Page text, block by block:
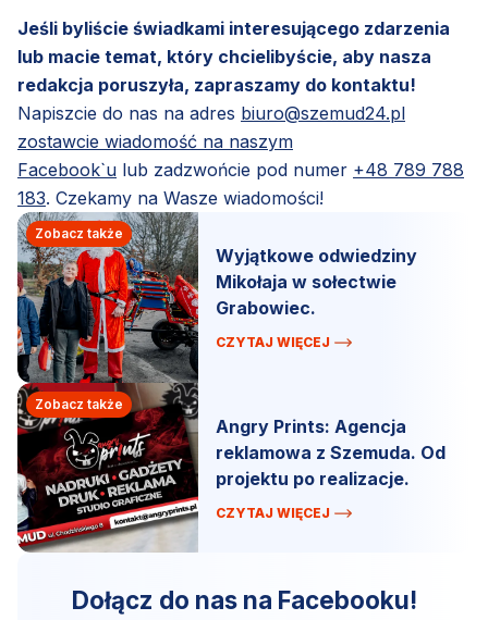
Jeśli byliście świadkami interesującego zdarzenia
lub macie temat, który chcielibyście, aby nasza
redakcja poruszyła, zapraszamy do kontaktu!
Napiszcie do nas na adres biuro@szemud24.pl
zostawcie wiadomość na naszym
Facebook`u lub zadzwońcie pod numer +48 789 788
183. Czekamy na Wasze wiadomości!
Zobacz także
Wyjątkowe odwiedziny
Mikołaja w sołectwie
Grabowiec.
CZYTAJ WIĘCEJ
Zobacz także
Angry Prints: Agencja
reklamowa z Szemuda. Od
projektu po realizacje.
CZYTAJ WIĘCEJ
Dołącz do nas na Facebooku!